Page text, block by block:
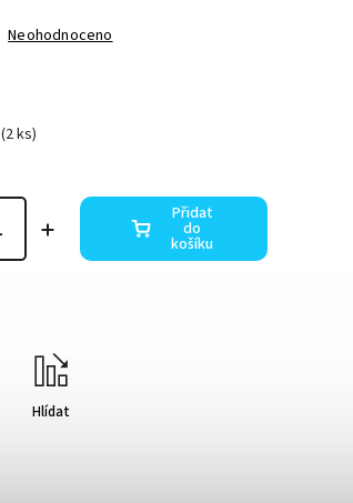
Neohodnoceno
(2 ks)
Přidat
do
košíku
Hlídat